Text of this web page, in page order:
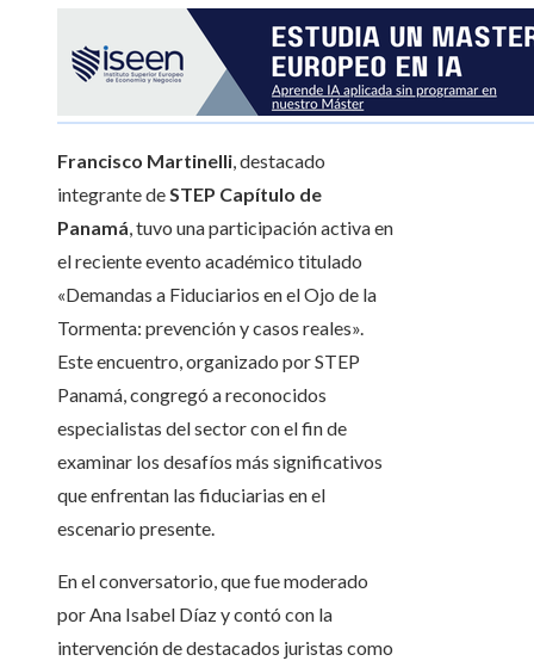
Francisco Martinelli, destacado
integrante deSTEP Capítulo de
Panamá, tuvo una participación activa en
el reciente evento académico titulado
«Demandas a Fiduciarios en el Ojo de la
Tormenta: prevención y casos reales».
Este encuentro, organizado por STEP
Panamá, congregó a reconocidos
especialistas del sector con el fin de
examinar los desafíos más significativos
que enfrentan las fiduciarias en el
escenario presente.
En el conversatorio, que fue moderado
por Ana Isabel Díaz y contó con la
intervención de destacados juristas como